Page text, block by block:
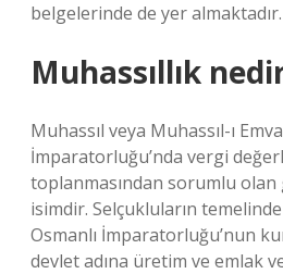
belgelerinde de yer almaktadır.
Muhassıllık
Muhassıl veya Muhassıl-ı
İmparatorluğu’nda vergi
toplanmasından sorumlu
isimdir. Selçukluların
Osmanlı İmparatorluğu’nun
devlet adına üretim ve emlak